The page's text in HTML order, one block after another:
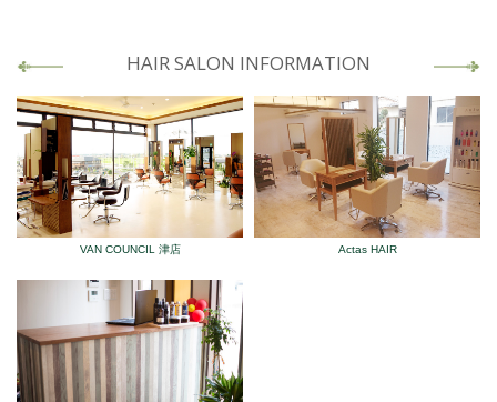
HAIR SALON INFORMATION
VAN COUNCIL 津店 Actas HAIR